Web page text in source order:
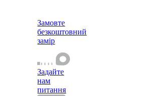
Замовте
безкоштовний
замір
Задайте
нам
питання